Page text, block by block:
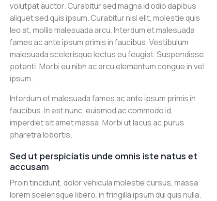
volutpat auctor. Curabitur sed magna id odio dapibus
aliquet sed quis ipsum. Curabitur nisl elit, molestie quis
leo at, mollis malesuada arcu. Interdum et malesuada
fames ac ante ipsum primis in faucibus. Vestibulum
malesuada scelerisque lectus eu feugiat. Suspendisse
potenti. Morbi eu nibh ac arcu elementum congue in vel
ipsum.
Interdum et malesuada fames ac ante ipsum primis in
faucibus. In est nunc, euismod ac commodo id,
imperdiet sit amet massa. Morbi ut lacus ac purus
pharetra lobortis.
Sed ut perspiciatis unde omnis iste natus et
accusam
Proin tincidunt, dolor vehicula molestie cursus, massa
lorem scelerisque libero, in fringilla ipsum dui quis nulla.